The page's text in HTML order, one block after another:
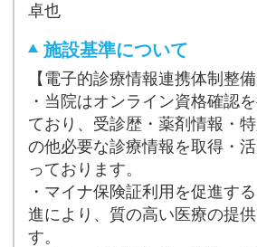
卓也
施設基準について
【電子的診療情報連携体制整備
・当院はオンライン資格確認
ており、受診歴・薬剤情報・
の他必要な診療情報を取得・
っております。
・マイナ保険証利用を促進す
進により、質の高い医療の提
す。